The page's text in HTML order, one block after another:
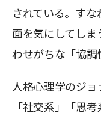
されている。す
面を気にしてし
わせがちな「協調
人格心理学のジ
「社交系」「思